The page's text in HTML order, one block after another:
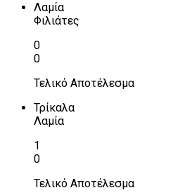
Λαμία
Φιλιάτες
0
0
Τελικό Αποτέλεσμα
Τρίκαλα
Λαμία
1
0
Τελικό Αποτέλεσμα